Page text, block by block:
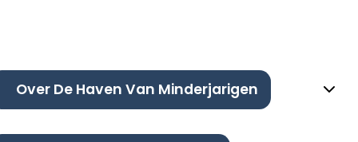
Over De Haven Van Minderjarigen